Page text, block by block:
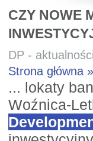
CZY NOWE
DP - aktualności
Strona główna
... lokaty
Woźnica-